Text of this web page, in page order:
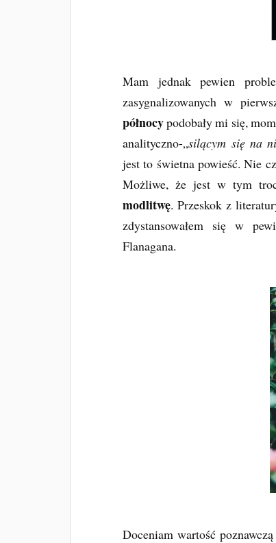
Mam jednak pewien
zasygnalizowanych w
północypodobały mi się,
analityczno-„silącym się na
jest to świetna powieść. Nie
Możliwe, że jest w tym
modlitwę. Przeskok z
zdystansowałem się w
Flanagana.
Doceniam wartość